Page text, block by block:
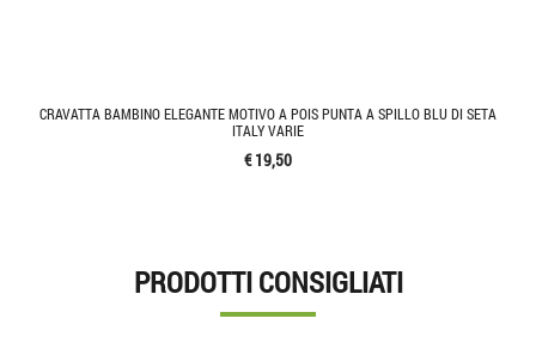
CRAVATTA BAMBINO ELEGANTE MOTIVO A POIS PUNTA A SPILLO BLU DI SETA
ITALY VARIE
€ 19,50
PRODOTTI CONSIGLIATI